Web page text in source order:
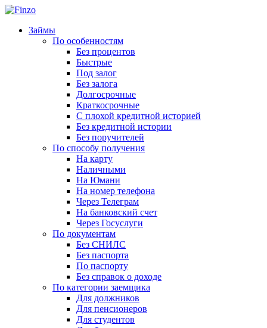
Займы
По особенностям
Без процентов
Быстрые
Под залог
Без залога
Долгосрочные
Краткосрочные
С плохой кредитной историей
Без кредитной истории
Без поручителей
По способу получения
На карту
Наличными
На Юмани
На номер телефона
Через Телеграм
На банковский счет
Через Госуслуги
По документам
Без СНИЛС
Без паспорта
По паспорту
Без справок о доходе
По категории заемщика
Для должников
Для пенсионеров
Для студентов